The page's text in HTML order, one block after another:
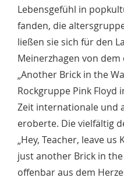
Lebensgefühl in
fanden, die
ließen sie sich für den
Meinerzhagen von
„Another Brick in the
Rockgruppe Pink
Zeit internationale und
eroberte. Die vielfältig
„Hey, Teacher, leave us
just another Brick in
offenbar aus dem